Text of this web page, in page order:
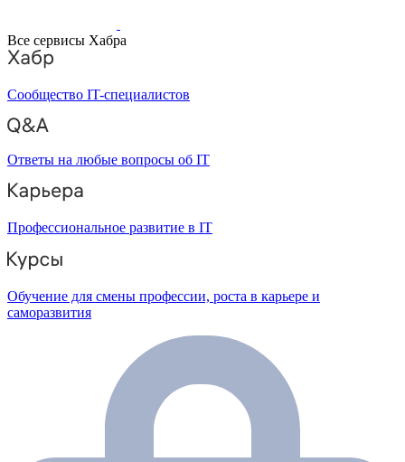
Все сервисы Хабра
Сообщество IT-специалистов
Ответы на любые вопросы об IT
Профессиональное развитие в IT
Обучение для смены профессии, роста в карьере и
саморазвития